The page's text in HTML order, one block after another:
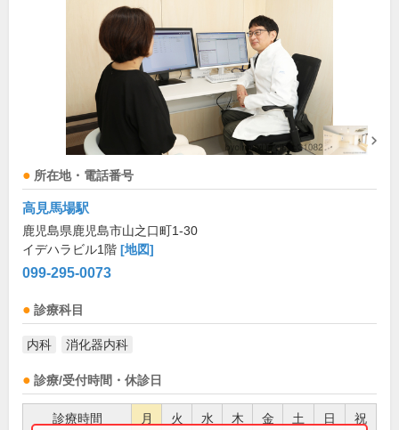
所在地・電話番号
高見馬場駅
鹿児島県鹿児島市山之口町1-30
イデハラビル1階 [地図]
099-295-0073
診療科目
内科 消化器内科
診療/受付時間・休診日
診療時間 月 火 水 木 金 土 日 祝